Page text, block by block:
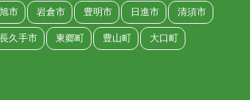
市 岩倉市 豊明市 日進市 清須市
長久手市 東郷町 豊山町 大口町